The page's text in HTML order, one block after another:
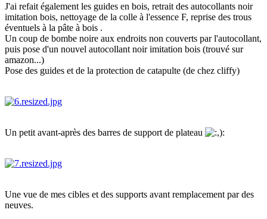
J'ai refait également les guides en bois, retrait des autocollants noir
imitation bois, nettoyage de la colle à l'essence F, reprise des trous
éventuels à la pâte à bois .
Un coup de bombe noire aux endroits non couverts par l'autocollant,
puis pose d'un nouvel autocollant noir imitation bois (trouvé sur
amazon...)
Pose des guides et de la protection de catapulte (de chez cliffy)
Un petit avant-après des barres de support de plateau
Une vue de mes cibles et des supports avant remplacement par des
neuves.